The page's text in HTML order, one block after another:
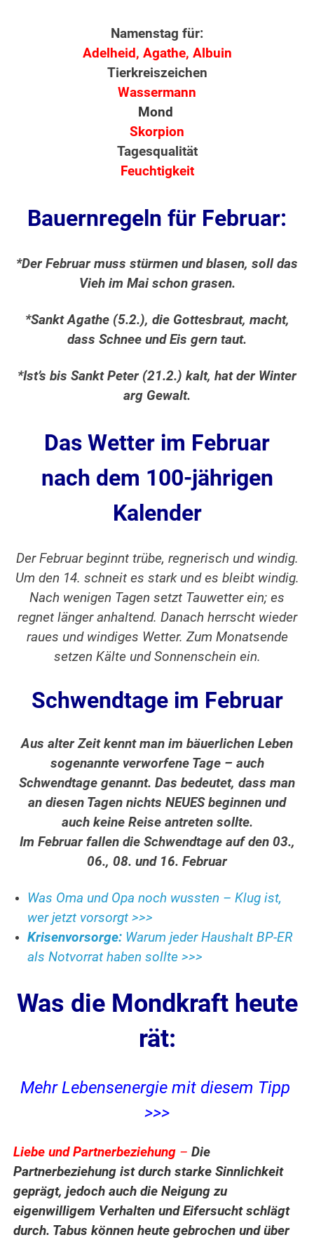
Namenstag für:
Adelheid, Agathe, Albuin
Tierkreiszeichen
Wassermann
Mond
Skorpion
Tagesqualität
Feuchtigkeit
Bauernregeln für Februar:
*Der Februar muss stürmen und blasen, soll das
Vieh im Mai schon grasen.
*Sankt Agathe (5.2.), die Gottesbraut, macht,
dass Schnee und Eis gern taut.
*Ist’s bis Sankt Peter (21.2.) kalt, hat der Winter
arg Gewalt.
Das Wetter im Februar
nach dem 100-jährigen
Kalender
Der Februar beginnt trübe, regnerisch und windig.
Um den 14. schneit es stark und es bleibt windig.
Nach wenigen Tagen setzt Tauwetter ein; es
regnet länger anhaltend. Danach herrscht wieder
raues und windiges Wetter. Zum Monatsende
setzen Kälte und Sonnenschein ein.
Schwendtage im Februar
Aus alter Zeit kennt man im bäuerlichen Leben
sogenannte verworfene Tage – auch
Schwendtage genannt. Das bedeutet, dass man
an diesen Tagen nichts NEUES beginnen und
auch keine Reise antreten sollte.
Im Februar fallen die Schwendtage auf den 03.,
06., 08. und 16. Februar
Was Oma und Opa noch wussten – Klug ist,
wer jetzt vorsorgt >>>
Krisenvorsorge: Warum jeder Haushalt BP-ER
als Notvorrat haben sollte >>>
Was die Mondkraft heute
rät:
Mehr Lebensenergie mit diesem Tipp
>>>
Liebe und Partnerbeziehung –Die
Partnerbeziehung ist durch starke Sinnlichkeit
geprägt, jedoch auch die Neigung zu
eigenwilligem Verhalten und Eifersucht schlägt
durch. Tabus können heute gebrochen und über